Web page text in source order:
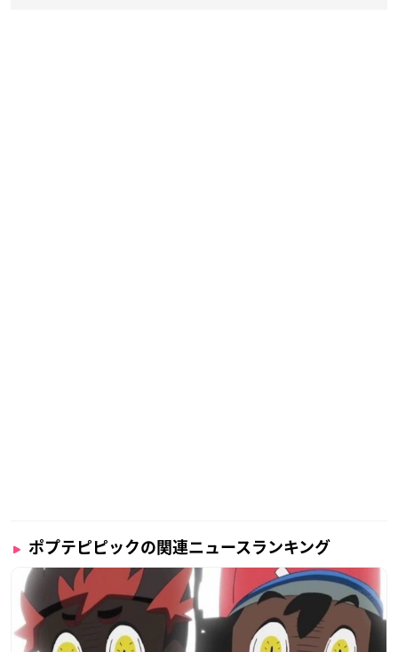
ポプテピピックの関連ニュースランキング